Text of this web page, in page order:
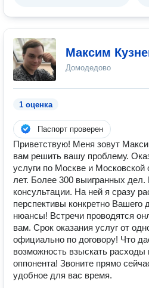
Максим
Домодедово
1 оценка
Паспорт проверен
Приветствую! Меня зовут
вам решить вашу проблему.
услуги по Москве и
лет. Более 300 выигранных
консультации. На ней я сразу
перспективы конкретно Вашего
нюансы! Встречи проводятся
вам. Срок оказания услуг от
официально по договору! Что
возможность взыскать расходы
оппонента! Звоните прямо
удобное для вас время.